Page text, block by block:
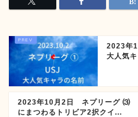
2023年
大人気
2023年10月2日 ネプリーグ ⑶
にまつわるトリビア2択クイ...